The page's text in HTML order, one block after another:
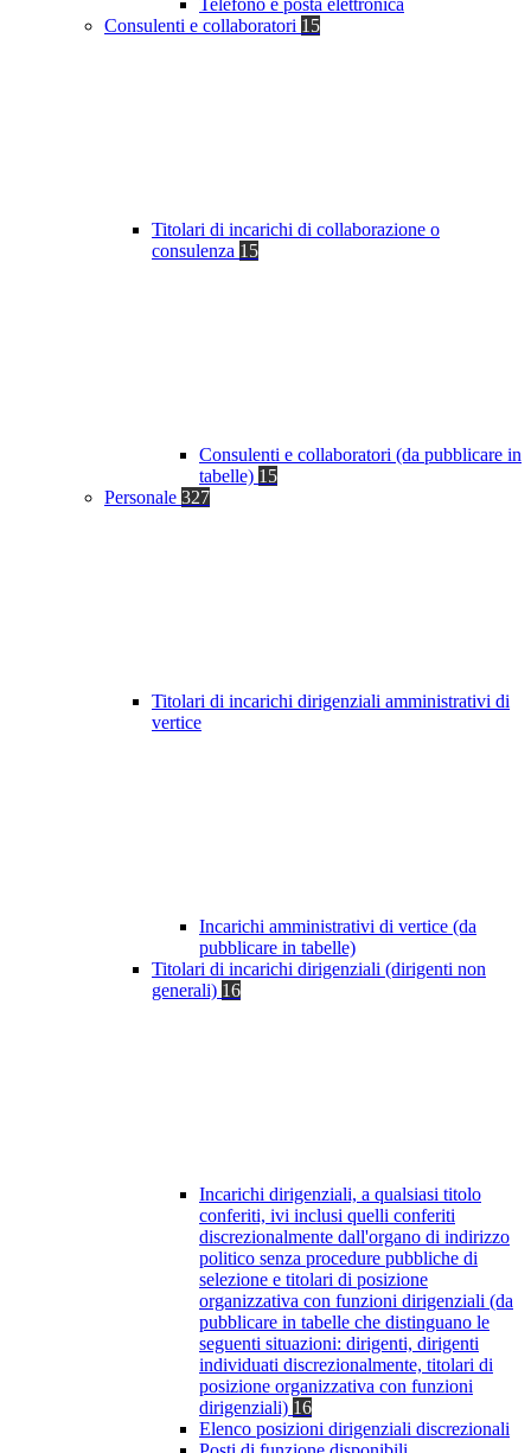
Telefono e posta elettronica
Consulenti e collaboratori 15
Titolari di incarichi di collaborazione o
consulenza 15
Consulenti e collaboratori (da pubblicare in
tabelle) 15
Personale 327
Titolari di incarichi dirigenziali amministrativi di
vertice
Incarichi amministrativi di vertice (da
pubblicare in tabelle)
Titolari di incarichi dirigenziali (dirigenti non
generali) 16
Incarichi dirigenziali, a qualsiasi titolo
conferiti, ivi inclusi quelli conferiti
discrezionalmente dall'organo di indirizzo
politico senza procedure pubbliche di
selezione e titolari di posizione
organizzativa con funzioni dirigenziali (da
pubblicare in tabelle che distinguano le
seguenti situazioni: dirigenti, dirigenti
individuati discrezionalmente, titolari di
posizione organizzativa con funzioni
dirigenziali) 16
Elenco posizioni dirigenziali discrezionali